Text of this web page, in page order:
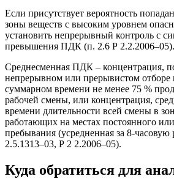
Если присутствует вероятность
зоны веществ с высоким уровнем
установить непрерывный контроль с
превышения ПДК (п. 2.6 Р 2.2.2006–05).
Среднесменная ПДК – концентрация,
непрерывном или прерывистом отборе
суммарном времени не менее 75 %
рабочей смены, или концентрация,
времени длительности всей смены в
работающих на местах постоянного
пребывания (усредненная за 8-
2.5.1313–03, Р 2 2.2006–05).
Куда обратиться для